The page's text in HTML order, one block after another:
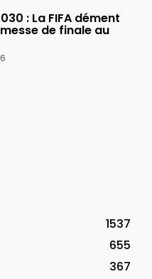
: La FIFA dément
de finale au
1537
655
367